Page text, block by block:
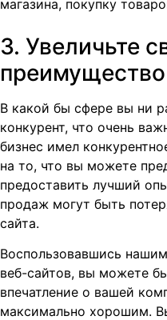
магазина, покупку
3. Увеличьте
преимущество
В какой бы сфере вы ни
конкурент, что очень
бизнес имел
на то, что вы можете
предоставить лучший
продаж могут быть
сайта.
Воспользовавшись
веб-сайтов, вы можете
впечатление о вашей
максимально хорошим.